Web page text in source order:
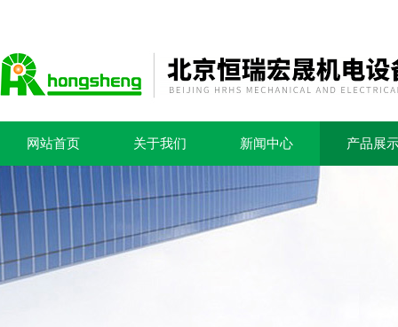
网站首页 关于我们 新闻中心 产品展